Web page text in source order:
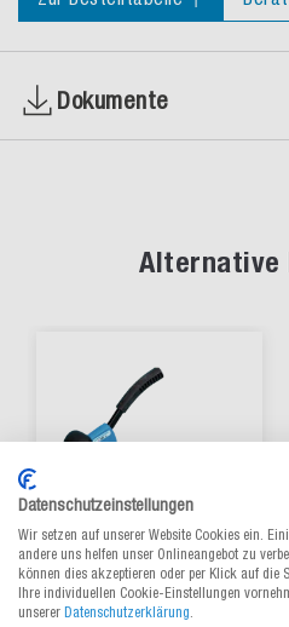
Dokumente
Alternative
Kartonhefter manuell
Datenschutzeinstellungen
Wir setzen auf unserer Website Cookies ein.
andere uns helfen unser Onlineangebot zu
können dies akzeptieren oder per Klick auf die
Ihre individuellen Cookie-Einstellungen
unserer Datenschutzerklärung